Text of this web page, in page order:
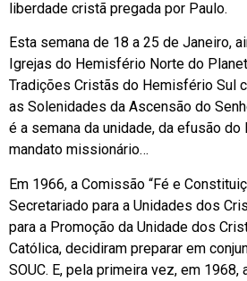
liberdade cristã pregada por Paulo.
Esta semana de 18 a 25 de Janeiro,
Igrejas do Hemisfério Norte do
Tradições Cristãs do Hemisfério Sul
as Solenidades da Ascensão do
é a semana da unidade, da efusão do
mandato missionário…
Em 1966, a Comissão “Fé e
Secretariado para a Unidades dos
para a Promoção da Unidade dos
Católica, decidiram preparar em
SOUC. E, pela primeira vez, em 1968,